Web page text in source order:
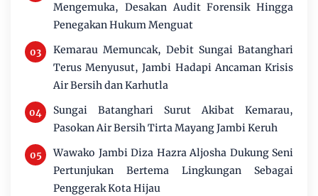
Mengemuka, Desakan Audit Forensik Hingga
Penegakan Hukum Menguat
Kemarau Memuncak, Debit Sungai Batanghari
Terus Menyusut, Jambi Hadapi Ancaman Krisis
Air Bersih dan Karhutla
Sungai Batanghari Surut Akibat Kemarau,
Pasokan Air Bersih Tirta Mayang Jambi Keruh
Wawako Jambi Diza Hazra Aljosha Dukung Seni
Pertunjukan Bertema Lingkungan Sebagai
Penggerak Kota Hijau